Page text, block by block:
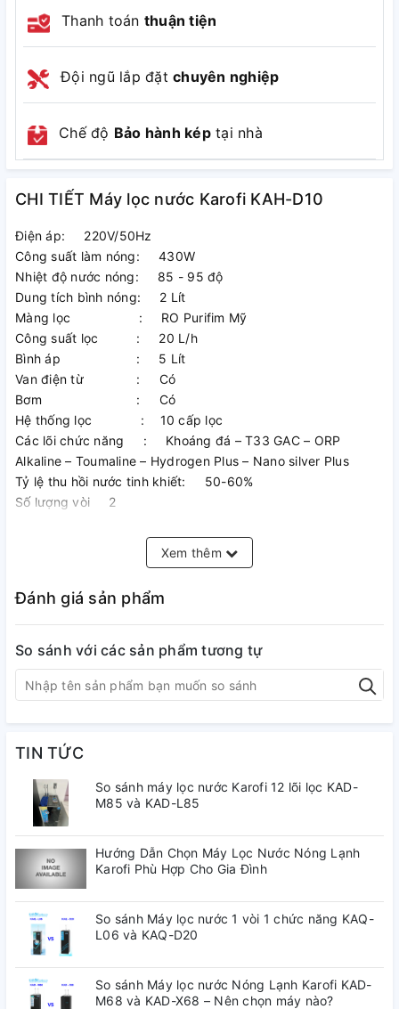
Thanh toán thuận tiện
Đội ngũ lắp đặt chuyên nghiệp
Chế độ Bảo hành képtại nhà
CHI TIẾT Máy lọc nước Karofi KAH-D10
Điện áp: 220V/50Hz
Công suất làm nóng: 430W
Nhiệt độ nước nóng: 85 - 95 độ
Dung tích bình nóng: 2 Lít
Màng lọc : RO Purifim Mỹ
Công suất lọc : 20 L/h
Bình áp : 5 Lít
Van điện từ : Có
Bơm : Có
Hệ thống lọc : 10 cấp lọc
Các lõi chức năng : Khoáng đá – T33 GAC – ORP
Alkaline – Toumaline – Hydrogen Plus – Nano silver Plus
Tỷ lệ thu hồi nước tinh khiết: 50-60%
Số lượng vòi 2
Carbon, Smax duo 3: Vi lọc đa điểm
Khối lượng: 26kg
Màu sắc : Đen
QCVN6-1:2010/BYT Có
QCVN 4:2009/BKHCN và sửa đổi 1:2016 QCVN
Bảo hành: 36 tháng cho hệ thống lọc nước, 24 tháng cho
Xuất xứ Việt Nam
Xem thêm
Đánh giá sản phẩm
So sánh với các sản phẩm tương tự
TIN TỨC
So sánh máy lọc nước Karofi 12 lõi lọc KAD-
M85 và KAD-L85
Hướng Dẫn Chọn Máy Lọc Nước Nóng Lạnh
Karofi Phù Hợp Cho Gia Đình
So sánh Máy lọc nước 1 vòi 1 chức năng KAQ-
L06 và KAQ-D20
So sánh Máy lọc nước Nóng Lạnh Karofi KAD-
M68 và KAD-X68 – Nên chọn máy nào?